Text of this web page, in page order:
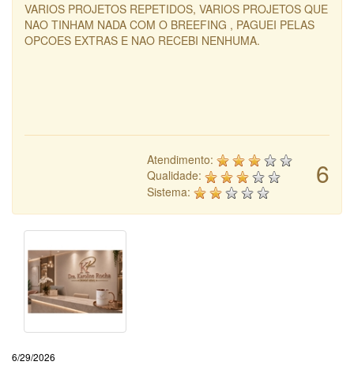
VARIOS PROJETOS REPETIDOS, VARIOS PROJETOS QUE
NAO TINHAM NADA COM O BREEFING , PAGUEI PELAS
OPCOES EXTRAS E NAO RECEBI NENHUMA.
6
Atendimento:
Qualidade:
Sistema:
6/29/2026